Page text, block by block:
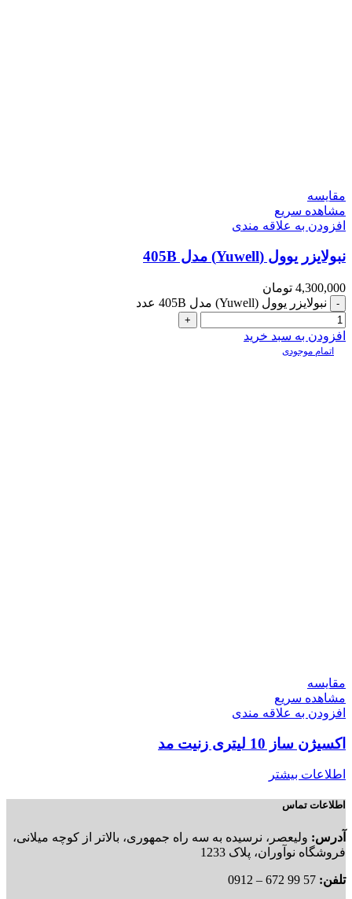
مقایسه
مشاهده سریع
افزودن به علاقه مندی
نبولایزر یوول (Yuwell) مدل 405B
4,300,000 تومان
نبولایزر یوول (Yuwell) مدل 405B عدد
افزودن به سبد خرید
اتمام موجودی
مقایسه
مشاهده سریع
افزودن به علاقه مندی
اکسیژن ساز 10 لیتری زنیت مد
اطلاعات بیشتر
اطلاعات تماس
آدرس: ولیعصر، نرسیده به سه راه جمهوری، بالاتر از کوچه میلانی،
فروشگاه نوآوران، پلاک 1233
تلفن: 57 99 672 – 0912